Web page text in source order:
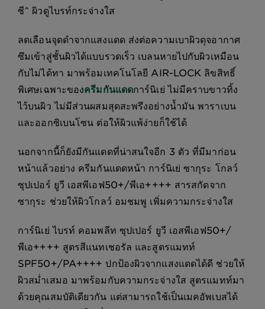
ซี^ ผิวดูไบรท์กระจ่างใส
ลดเลือนจุดดำจากแสงแดด ส่งต่อความเบาผิวดุจอากาศ
ซึมเข้าสู่ชั้นผิวได้แบบรวดเร็ว เบลนหายไปกับผิวเหมือน
กับไม่ได้ทา มาพร้อมเทคโนโลยี AIR-LOCK ลิขสิทธิ์
พิเศษเฉพาะของครีมกันแดดการ์นิเย่ ไม่มีคราบขาวทิ้ง
ไว้บนผิว ไม่มีส่วนผสมสุดสะพรึงอย่างน้ำมัน พาราเบน
และออกซิเบนโซน ต่อให้ผิวแพ้ง่ายก็ใช้ได้
นอกจากนี้ก็ยังมีกันแดดที่น่าสนใจอีก 3 ตัว ที่มีมาก่อน
หน้าแล้วอย่าง ครีมกันแดดหน้า การ์นิเย่ ซากุระ โกลว์
ซุปเปอร์ ยูวี เอสพีเอฟ50+/พีเอ++++ สารสกัดจาก
ซากุระ ช่วยให้ผิวโกลว์ อมชมพู เพิ่มความกระจ่างใส
การ์นิเย่ ไบรท์ คอมพลีท ซุปเปอร์ ยูวี เอสพีเอฟ50+/
พีเอ++++ สูตรสีแนทเชอรัล และสูตรแมทท์
SPF50+/PA++++ ปกป้องผิวจากแสงแดดได้ดี ช่วยให้
ผิวสม่ำเสมอ มาพร้อมกับความกระจ่างใส สูตรแมทท์มา
ด้วยคุณสมบัติเดียวกัน แต่สามารถใช้เป็นเมคอัพเบสได้